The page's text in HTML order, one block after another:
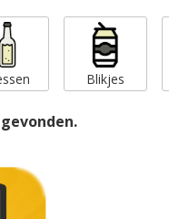
Blikjes